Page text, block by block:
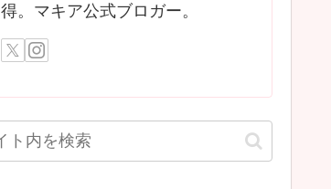
得。マキア公式ブロガー。